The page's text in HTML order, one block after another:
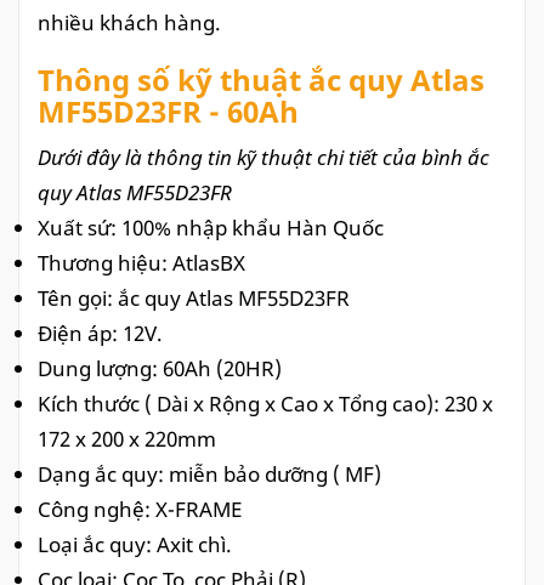
nhiều khách hàng.
Thông số kỹ thuật ắc quy Atlas
MF55D23FR - 60Ah
Dưới đây là thông tin kỹ thuật chi tiết của bình ắc
quy Atlas MF55D23FR
Xuất sứ: 100% nhập khẩu Hàn Quốc
Thương hiệu: AtlasBX
Tên gọi: ắc quy Atlas MF55D23FR
Điện áp: 12V.
Dung lượng: 60Ah (20HR)
Kích thước ( Dài x Rộng x Cao x Tổng cao): 230 x
172 x 200 x 220mm
Dạng ắc quy: miễn bảo dưỡng ( MF)
Công nghệ: X-FRAME
Loại ắc quy: Axit chì.